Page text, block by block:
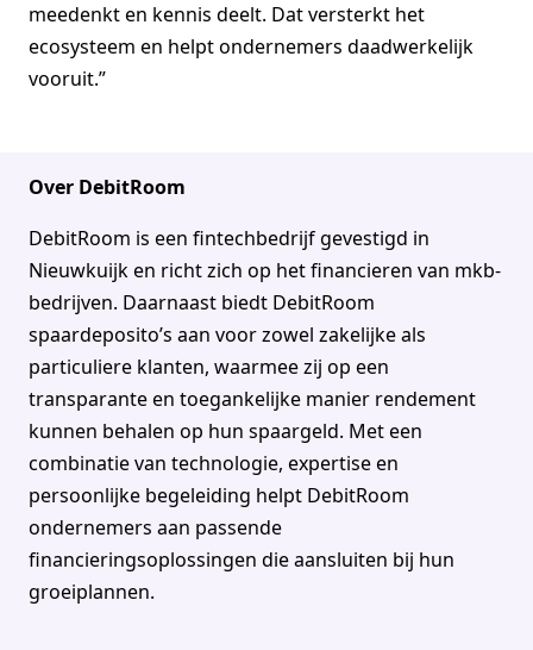
meedenkt en kennis deelt. Dat versterkt het
ecosysteem en helpt ondernemers daadwerkelijk
vooruit.”
Over DebitRoom
DebitRoom is een fintechbedrijf gevestigd in
Nieuwkuijk en richt zich op het financieren van mkb-
bedrijven. Daarnaast biedt DebitRoom
spaardeposito’s aan voor zowel zakelijke als
particuliere klanten, waarmee zij op een
transparante en toegankelijke manier rendement
kunnen behalen op hun spaargeld. Met een
combinatie van technologie, expertise en
persoonlijke begeleiding helpt DebitRoom
ondernemers aan passende
financieringsoplossingen die aansluiten bij hun
groeiplannen.